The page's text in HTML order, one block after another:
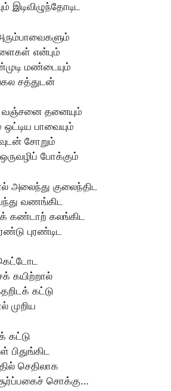
இடிவிழுந்தோடிட
என்பும்
மண்டையும்
சத்துடன்
வஞ்சனை தனையும்
ஒட்டிய பாவையும்
சோறும்
போக்கும்
குலைந்திட
வணங்கிட
கண்டாற் கலங்கிட
புரண்டிட
கயிற்றால்
கட்டு
முறிய
கட்டு
பிதுங்கிட
செதிலாக
சொக்கு…